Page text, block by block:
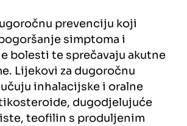
prevenciju koji
simptoma i
bolesti te sprečavaju akutne
Lijekovi za dugoročnu
inhalacijske i oralne
dugodjelujuće
teofilin s produljenim